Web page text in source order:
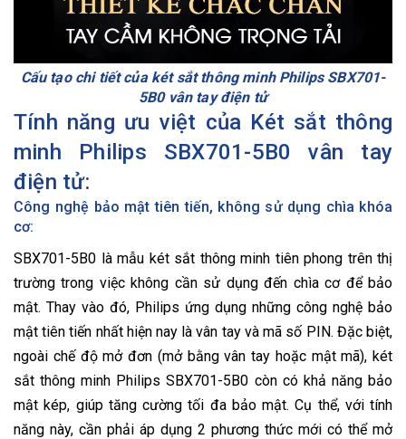
Cấu tạo chi tiết của két sắt thông minh Philips SBX701-
5B0 vân tay điện tử
Tính năng ưu việt của Két sắt thông
minh Philips SBX701-5B0 vân tay
điện tử:
Công nghệ bảo mật tiên tiến, không sử dụng chìa khóa
cơ:
SBX701-5B0 là mẫu két sắt thông minh tiên phong trên thị
trường trong việc không cần sử dụng đến chìa cơ để bảo
mật. Thay vào đó, Philips ứng dụng những công nghệ bảo
mật tiên tiến nhất hiện nay là vân tay và mã số PIN. Đặc biệt,
ngoài chế độ mở đơn (mở bằng vân tay hoặc mật mã), két
sắt thông minh Philips SBX701-5B0 còn có khả năng bảo
mật kép, giúp tăng cường tối đa bảo mật. Cụ thể, với tính
năng này, cần phải áp dụng 2 phương thức mới có thể mở